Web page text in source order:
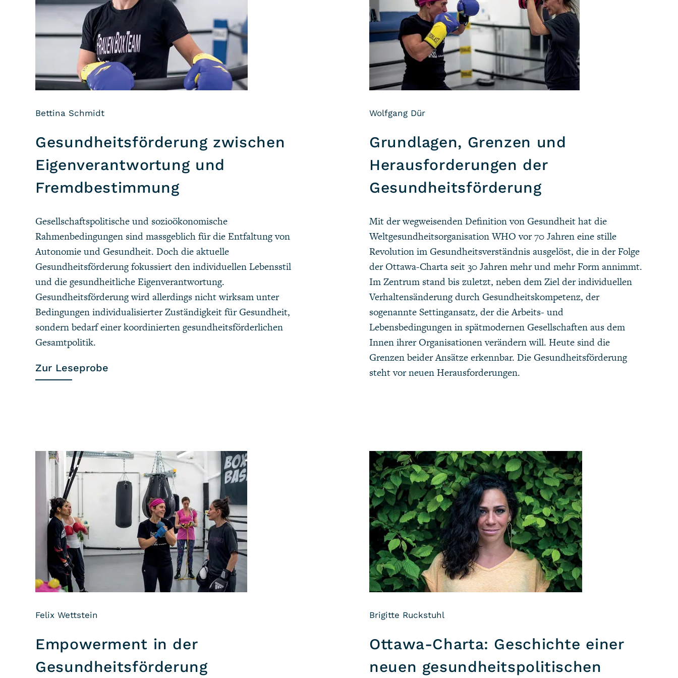
Bettina Schmidt
Gesundheitsförderung zwischen
Eigenverantwortung und
Fremdbestimmung
Gesellschaftspolitische und sozioökonomische
Rahmenbedingungen sind massgeblich für die Entfaltung von
Autonomie und Gesundheit. Doch die aktuelle
Gesundheitsförderung fokussiert den individuellen Lebensstil
und die gesundheitliche Eigenverantwortung.
Gesundheitsförderung wird allerdings nicht wirksam unter
Bedingungen individualisierter Zuständigkeit für Gesundheit,
sondern bedarf einer koordinierten gesundheitsförderlichen
Gesamtpolitik.
Zur Leseprobe
Wolfgang Dür
Grundlagen, Grenzen und
Herausforderungen der
Gesundheitsförderung
Mit der wegweisenden Definition von Gesundheit hat die
Weltgesundheitsorganisation WHO vor 70 Jahren eine stille
Revolution im Gesundheitsverständnis ausgelöst, die in der Folge
der Ottawa-Charta seit 30 Jahren mehr und mehr Form annimmt.
Im Zentrum stand bis zuletzt, neben dem Ziel der individuellen
Verhaltensänderung durch Gesundheitskompetenz, der
sogenannte Settingansatz, der die Arbeits- und
Lebensbedingungen in spätmodernen Gesellschaften aus dem
Innen ihrer Organisationen verändern will. Heute sind die
Grenzen beider Ansätze erkennbar. Die Gesundheitsförderung
steht vor neuen Herausforderungen.
Felix Wettstein
Empowerment in der
Gesundheitsförderung
Brigitte Ruckstuhl
Ottawa-Charta: Geschichte einer
neuen gesundheitspolitischen